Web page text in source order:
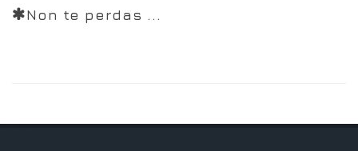
Non te perdas ...